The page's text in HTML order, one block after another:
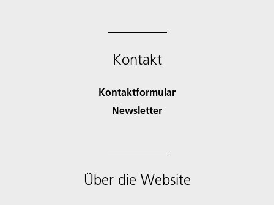
Kontakt
Kontaktformular
Newsletter
Über die Website